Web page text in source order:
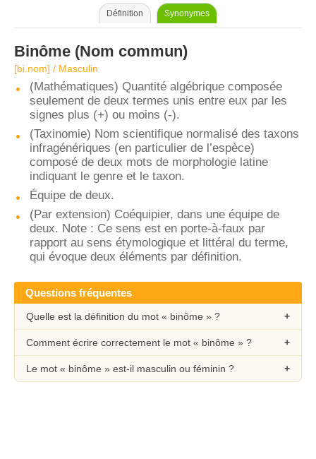
Définition Synonymes
Binôme (Nom commun)
[bi.nom] / Masculin
(Mathématiques) Quantité algébrique composée
seulement de deux termes unis entre eux par les
signes plus (+) ou moins (-).
(Taxinomie) Nom scientifique normalisé des taxons
infragénériques (en particulier de l’espèce)
composé de deux mots de morphologie latine
indiquant le genre et le taxon.
Équipe de deux.
(Par extension) Coéquipier, dans une équipe de
deux. Note : Ce sens est en porte-à-faux par
rapport au sens étymologique et littéral du terme,
qui évoque deux éléments par définition.
Questions fréquentes
Quelle est la définition du mot « binôme » ?
Comment écrire correctement le mot « binôme » ?
Le mot « binôme » est-il masculin ou féminin ?